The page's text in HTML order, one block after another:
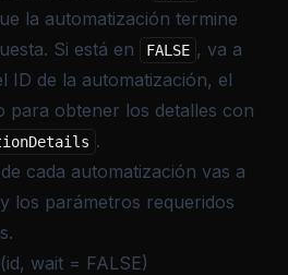
la automatización termine
Si está en
FALSE , va a
ID de la automatización, el
para obtener los detalles con
.
cada automatización vas a
los parámetros requeridos
wait = FALSE)